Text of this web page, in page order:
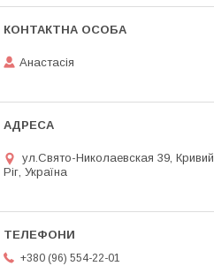
Анастасія
ул.Свято-Николаевская 39, Кривий
Ріг, Україна
+380 (96) 554-22-01